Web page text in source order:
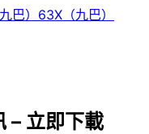
巴） 63X（九巴）
– 立即下載